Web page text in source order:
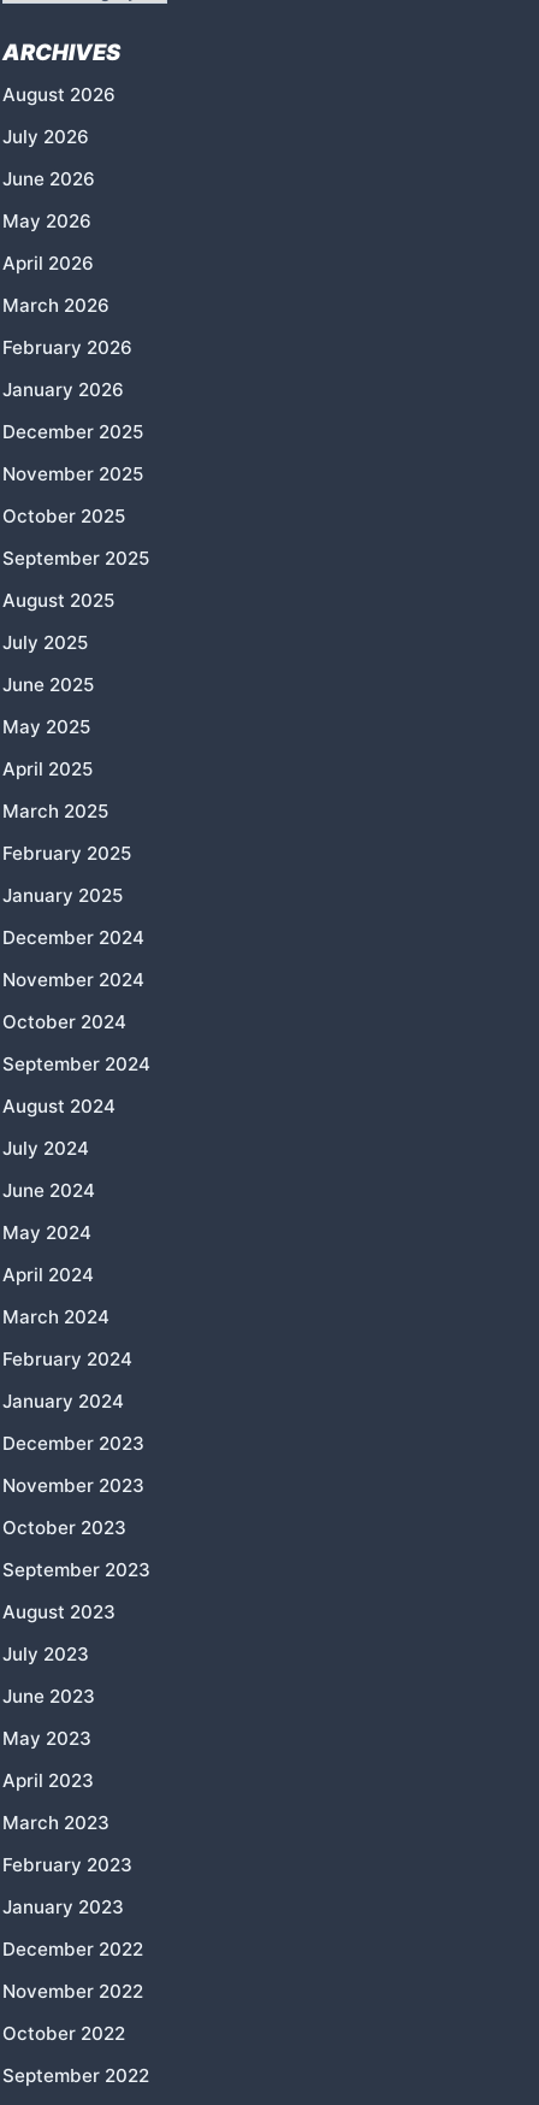
ARCHIVES
August 2026
July 2026
June 2026
May 2026
April 2026
March 2026
February 2026
January 2026
December 2025
November 2025
October 2025
September 2025
August 2025
July 2025
June 2025
May 2025
April 2025
March 2025
February 2025
January 2025
December 2024
November 2024
October 2024
September 2024
August 2024
July 2024
June 2024
May 2024
April 2024
March 2024
February 2024
January 2024
December 2023
November 2023
October 2023
September 2023
August 2023
July 2023
June 2023
May 2023
April 2023
March 2023
February 2023
January 2023
December 2022
November 2022
October 2022
September 2022